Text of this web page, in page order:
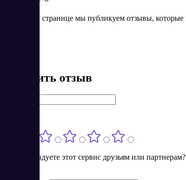
На данной странице мы публикуем отзывы,
Оставить отзыв
Порекомендуете этот сервис друзьям или партнерам?